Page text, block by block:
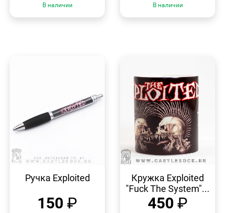
В наличии В наличии
ПРОСМОТР
Ручка Exploited
150 ₽
ПРОСМОТР
Кружка Exploited
"Fuck The System"...
450 ₽